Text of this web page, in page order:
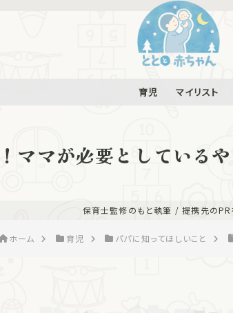
育児 マイリスト
ママが必要としている
保育士監修のもと執筆 / 提携先のPR
ホーム 育児 パパに知ってほしいこと